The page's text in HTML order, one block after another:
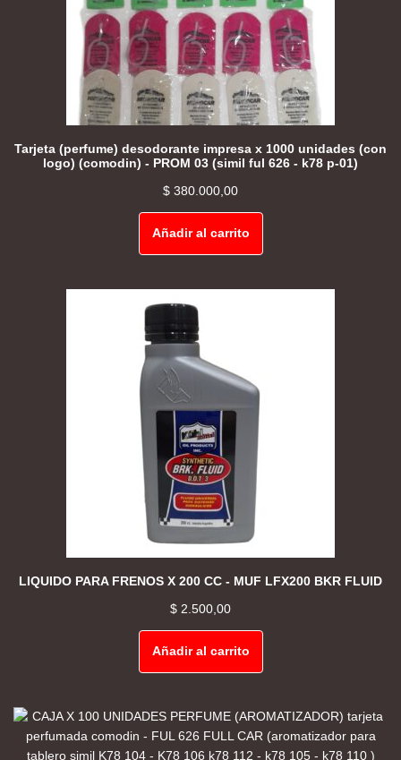
Tarjeta (perfume) desodorante impresa x 1000 unidades (con
logo) (comodin) - PROM 03 (simil ful 626 - k78 p-01)
$ 380.000,00
Añadir al carrito
LIQUIDO PARA FRENOS X 200 CC - MUF LFX200 BKR FLUID
$ 2.500,00
Añadir al carrito